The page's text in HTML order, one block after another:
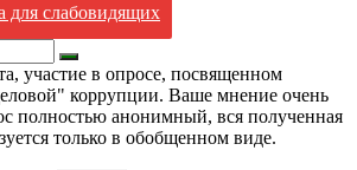
для слабовидящих
Искать
участие в опросе, посвященном
коррупции. Ваше мнение очень
полностью анонимный, вся полученная
только в обобщенном виде.